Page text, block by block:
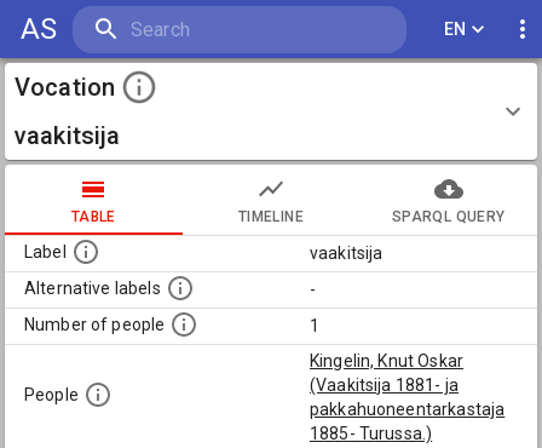
AS EN
Vocation
vaakitsija
TABLE TIMELINE SPARQL QUERY
Label
vaakitsija
Alternative labels
-
Number of people
1
People
Kingelin, Knut Oskar
(Vaakitsija 1881- ja
pakkahuoneentarkastaja
1885- Turussa.)